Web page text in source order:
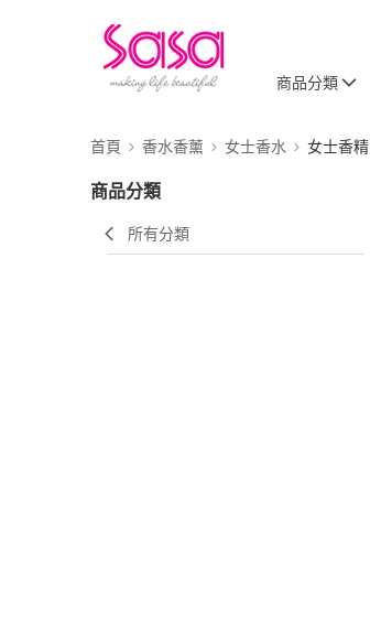
商品分類
首頁 香水香薰 女士香水 女士香精
商品分類
所有分類